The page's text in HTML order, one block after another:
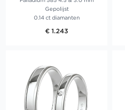
Gepolijst
0.14 ct diamanten
€ 1.243